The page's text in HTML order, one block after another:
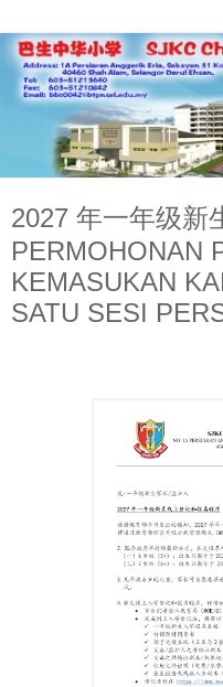
2027 年一年级新
PERMOHONAN
KEMASUKAN
SATU SESI